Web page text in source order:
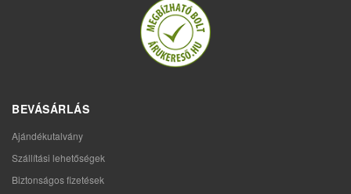
BEVÁSÁRLÁS
Ajándékutalvány
Szállítási lehetőségek
Biztonságos fizetések